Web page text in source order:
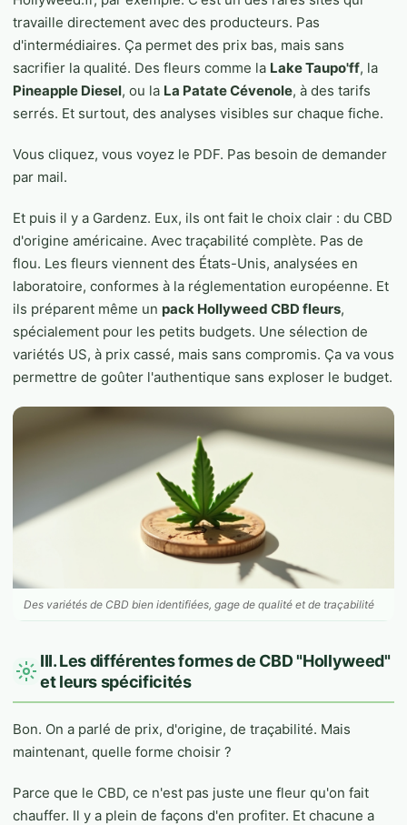
travaille directement avec des producteurs. Pas
d'intermédiaires. Ça permet des prix bas, mais sans
sacrifier la qualité. Des fleurs comme la Lake Taupo'ff, la
Pineapple Diesel, ou la La Patate Cévenole, à des tarifs
serrés. Et surtout, des analyses visibles sur chaque fiche.
Vous cliquez, vous voyez le PDF. Pas besoin de demander
par mail.
Et puis il y a Gardenz. Eux, ils ont fait le choix clair : du CBD
d'origine américaine. Avec traçabilité complète. Pas de
flou. Les fleurs viennent des États-Unis, analysées en
laboratoire, conformes à la réglementation européenne. Et
ils préparent même un pack Hollyweed CBD fleurs,
spécialement pour les petits budgets. Une sélection de
variétés US, à prix cassé, mais sans compromis. Ça va vous
permettre de goûter l'authentique sans exploser le budget.
Des variétés de CBD bien identifiées, gage de qualité et de traçabilité
III. Les différentes formes de CBD "Hollyweed"
et leurs spécificités
Bon. On a parlé de prix, d'origine, de traçabilité. Mais
maintenant, quelle forme choisir ?
Parce que le CBD, ce n'est pas juste une fleur qu'on fait
chauffer. Il y a plein de façons d'en profiter. Et chacune a